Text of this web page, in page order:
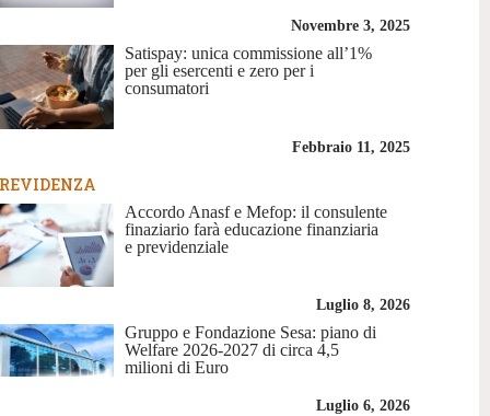
Novembre 3, 2025
Satispay: unica commissione all’1%
per gli esercenti e zero per i
consumatori
Febbraio 11, 2025
Accordo Anasf e Mefop: il consulente
finaziario farà educazione finanziaria
e previdenziale
Luglio 8, 2026
Gruppo e Fondazione Sesa: piano di
Welfare 2026-2027 di circa 4,5
milioni di Euro
Luglio 6, 2026